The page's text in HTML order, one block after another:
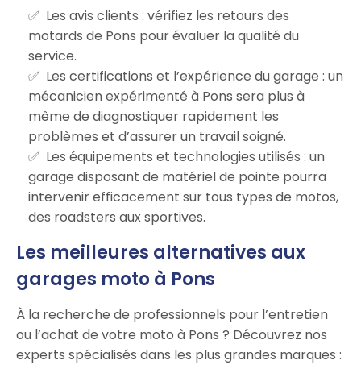
Les avis clients : vérifiez les retours des
motards de Pons pour évaluer la qualité du
service.
Les certifications et l’expérience du garage : un
mécanicien expérimenté à Pons sera plus à
même de diagnostiquer rapidement les
problèmes et d’assurer un travail soigné.
Les équipements et technologies utilisés : un
garage disposant de matériel de pointe pourra
intervenir efficacement sur tous types de motos,
des roadsters aux sportives.
Les meilleures alternatives aux
garages moto à Pons
À la recherche de professionnels pour l’entretien
ou l’achat de votre moto à Pons ? Découvrez nos
experts spécialisés dans les plus grandes marques :